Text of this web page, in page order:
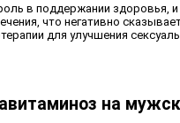
в поддержании здоровья, и
что негативно
для улучшения
на